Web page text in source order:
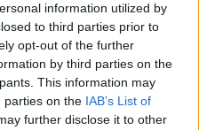
information utilized by
to third parties prior to
opt-out of the further
by third parties on the
This information may
parties on the IAB’s List of
further disclose it to other